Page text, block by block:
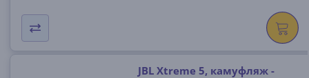
JBL Xtreme 5, камуфляж -